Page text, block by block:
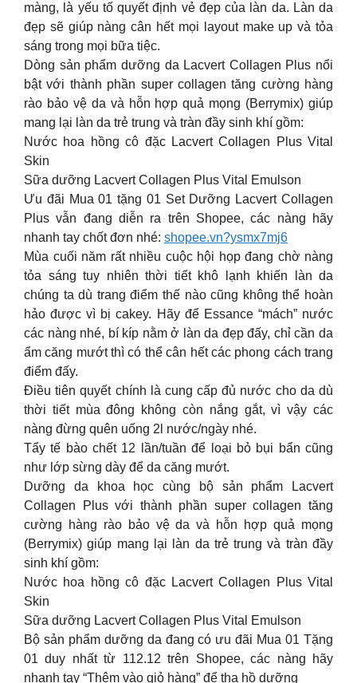
màng, là yếu tố quyết định vẻ đẹp của làn da. Làn da
đẹp sẽ giúp nàng cân hết mọi layout make up và tỏa
sáng trong mọi bữa tiệc.
Dòng sản phẩm dưỡng da Lacvert Collagen Plus nổi
bật với thành phần super collagen tăng cường hàng
rào bảo vệ da và hỗn hợp quả mọng (Berrymix) giúp
mang lại làn da trẻ trung và tràn đầy sinh khí gồm:
Nước hoa hồng cô đặc Lacvert Collagen Plus Vital
Skin
Sữa dưỡng Lacvert Collagen Plus Vital Emulson
Ưu đãi Mua 01 tặng 01 Set Dưỡng Lacvert Collagen
Plus vẫn đang diễn ra trên Shopee, các nàng hãy
nhanh tay chốt đơn nhé: shopee.vn?ysmx7mj6
Mùa cuối năm rất nhiều cuộc hội họp đang chờ nàng
tỏa sáng tuy nhiên thời tiết khô lạnh khiến làn da
chúng ta dù trang điểm thế nào cũng không thể hoàn
hảo được vì bị cakey. Hãy để Essance “mách” nước
các nàng nhé, bí kíp nằm ở làn da đẹp đấy, chỉ cần da
ẩm căng mướt thì có thể cân hết các phong cách trang
điểm đấy.
Điều tiên quyết chính là cung cấp đủ nước cho da dù
thời tiết mùa đông không còn nắng gắt, vì vậy các
nàng đừng quên uống 2l nước/ngày nhé.
Tẩy tế bào chết 12 lần/tuần để loại bỏ bụi bẩn cũng
như lớp sừng dày để da căng mướt.
Dưỡng da khoa học cùng bộ sản phẩm Lacvert
Collagen Plus với thành phần super collagen tăng
cường hàng rào bảo vệ da và hỗn hợp quả mọng
(Berrymix) giúp mang lại làn da trẻ trung và tràn đầy
sinh khí gồm:
Nước hoa hồng cô đặc Lacvert Collagen Plus Vital
Skin
Sữa dưỡng Lacvert Collagen Plus Vital Emulson
Bộ sản phẩm dưỡng da đang có ưu đãi Mua 01 Tặng
01 duy nhất từ 112.12 trên Shopee, các nàng hãy
nhanh tay “Thêm vào giỏ hàng” để tha hồ dưỡng